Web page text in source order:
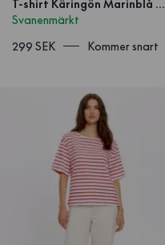
T-shirt Käringön Marinblå Blå
Svanenmärkt
299 SEK
Kommer snart